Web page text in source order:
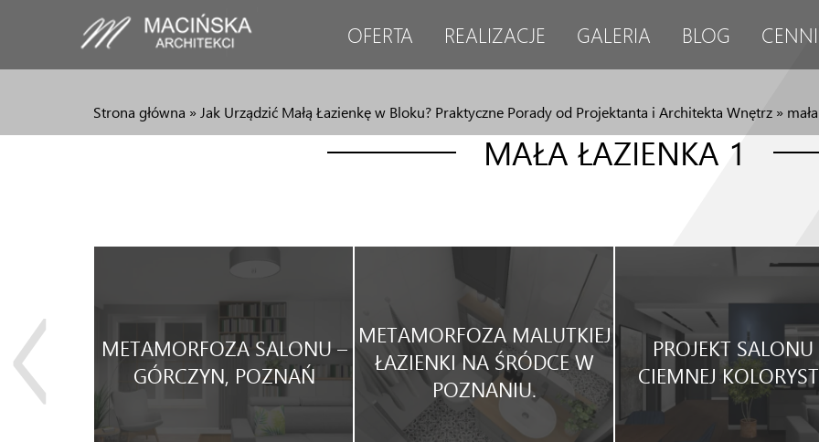
OFERTA REALIZACJE GALERIA BLOG
Strona główna » Jak Urządzić Małą Łazienkę w Bloku? Praktyczne Porady od Projektanta i Architekta Wnętrz »
MAŁA ŁAZIENKA 1
METAMORFOZA SALONU –
GÓRCZYN, POZNAŃ
METAMORFOZA MALUTKIEJ
ŁAZIENKI NA ŚRÓDCE W
POZNANIU.
PROJEKT
CIEMNEJ